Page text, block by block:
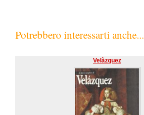
Potrebbero interessarti anche...
Velàzquez